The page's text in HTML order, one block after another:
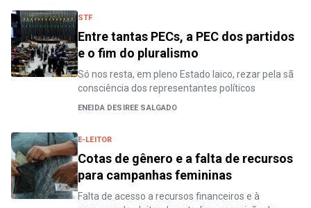
STF
Entre tantas PECs, a PEC dos partidos
e o fim do pluralismo
Só nos resta, em pleno Estado laico, rezar pela sã
consciência dos representantes políticos
ENEIDA DESIREE SALGADO
E-LEITOR
Cotas de gênero e a falta de recursos
para campanhas femininas
Falta de acesso a recursos financeiros e à